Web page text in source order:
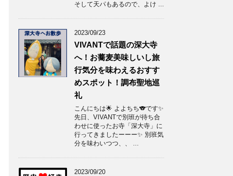
そして天パもあるので、よけ ...
2023/09/23
VIVANTで話題の深大寺
へ！お蕎麦美味しいし旅
行気分を味わえるおすす
めスポット！調布聖地巡
礼
こんにちは🌟 よよちち🐨です✨
先日、VIVANTで別班が待ち合
わせに使ったお寺「深大寺」に
行ってきましたーーー✨ 別班気
分を味わいつつ、、 ...
2023/09/20